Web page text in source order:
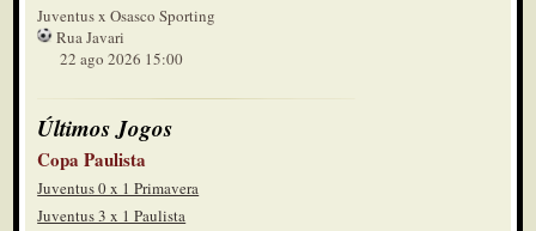
Juventus x Osasco Sporting
Rua Javari
22 ago 2026 15:00
Últimos Jogos
Copa Paulista
Juventus 0 x 1 Primavera
Juventus 3 x 1 Paulista